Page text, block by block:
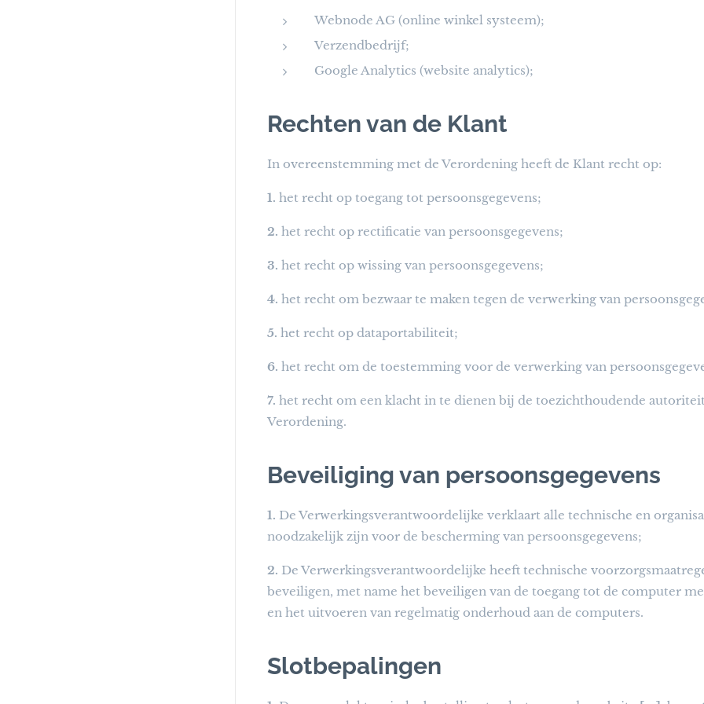
Webnode AG (online winkel systeem);
Verzendbedrijf;
Google Analytics (website analytics);
Rechten van de Klant
In overeenstemming met de Verordening heeft de Klant recht op:
1. het recht op toegang tot persoonsgegevens;
2. het recht op rectificatie van persoonsgegevens;
3. het recht op wissing van persoonsgegevens;
4. het recht om bezwaar te maken tegen de verwerking van
5. het recht op dataportabiliteit;
6. het recht om de toestemming voor de verwerking van
7. het recht om een klacht in te dienen bij de toezichthoudende
Verordening.
Beveiliging van persoonsgegevens
1. De Verwerkingsverantwoordelijke verklaart alle technische en
noodzakelijk zijn voor de bescherming van persoonsgegevens;
2. De Verwerkingsverantwoordelijke heeft technische
beveiligen, met name het beveiligen van de toegang tot de computer
en het uitvoeren van regelmatig onderhoud aan de computers.
Slotbepalingen